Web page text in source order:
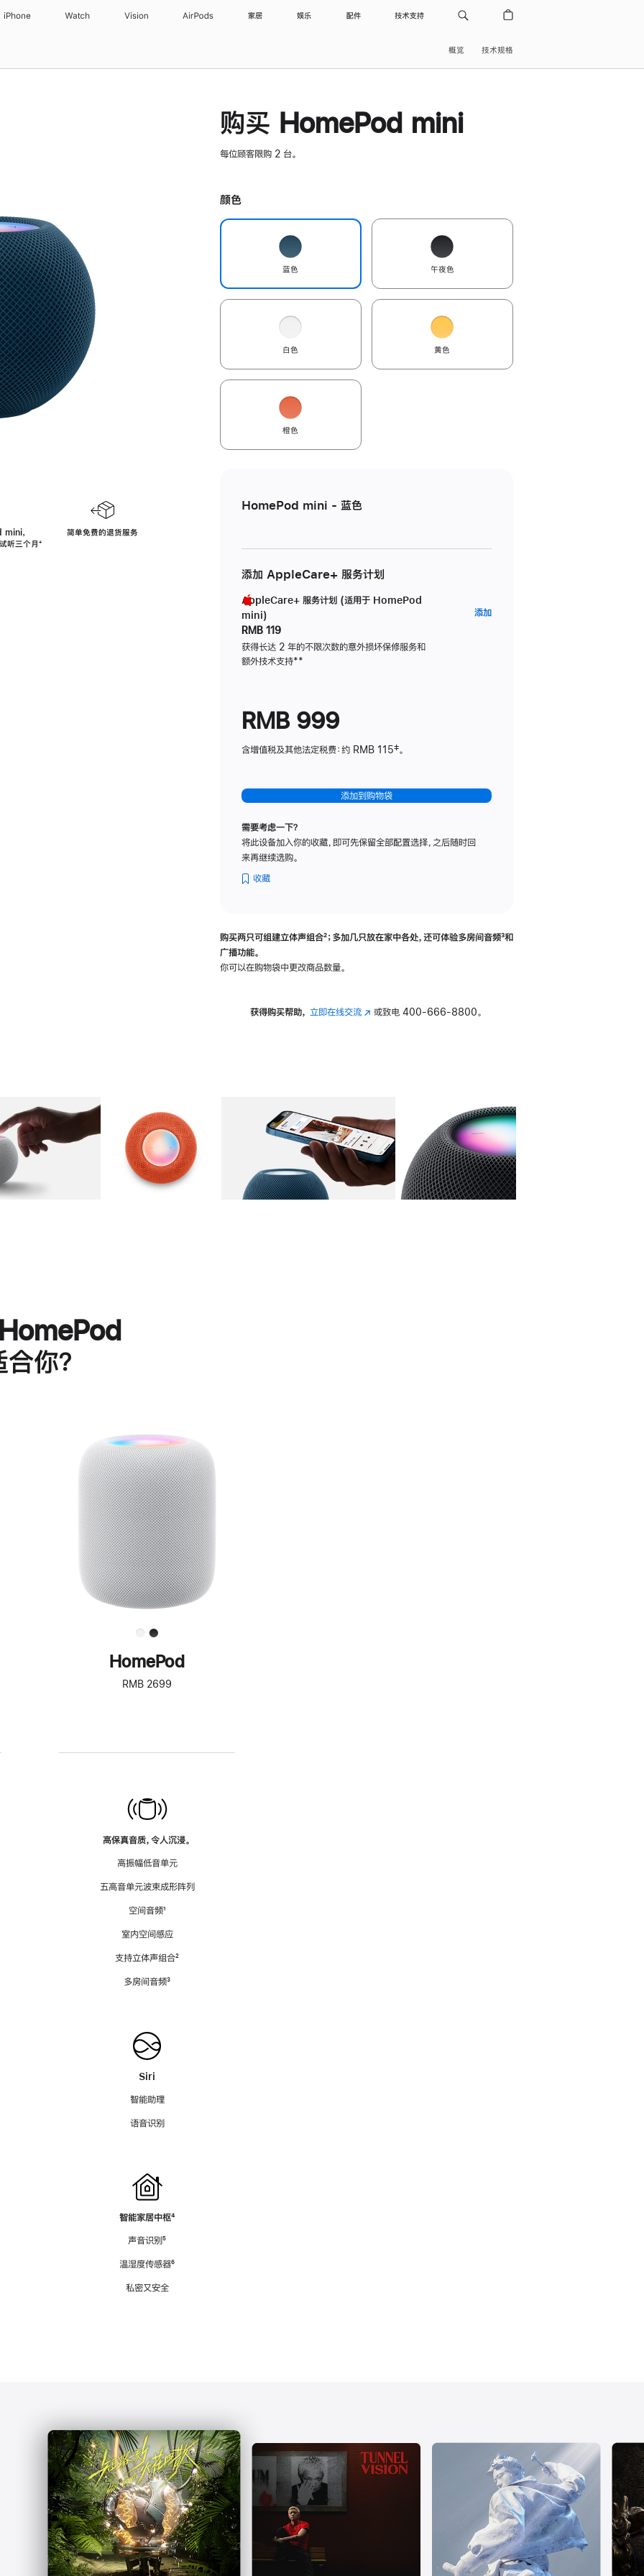
iPhone Watch Vision AirPods 家居 娱乐 配件 技术支持
概览 技术规格
，
听三个月脚
⁺
简单免费的退货服务
购买 HomePod mini
每位顾客限购 2 台。
颜色
蓝色 午夜色
白色 黄色
橙色
HomePod mini - 蓝色
添加 AppleCare+ 服务计划
AppleCare+ 服务计划 (适用于 HomePod
mini)
RMB 119
获得长达 2 年的不限次数的意外损坏保修服务和
额外技术支持脚
**
添加AppleCare+
RMB 999
含增值税及其他法定税费：约 RMB 115‡。
添加到购物袋
需要考虑一下？
将此设备加入你的收藏，即可先保留全部配置选择，之后随时回
来再继续选购。
收藏
购买两只可组建立体声组合脚
²；多加几只放在家中各处，还可体验多‍房‍间音频脚
³和
广播功能。
你可以在购物袋中更改商品数量。
获得购买帮助， 立即在线交流(在 或致电 400-666-8800。
图库 图像 图库 图像 图库 图像 4 图库 图像 5
你？
进
一
步
了
解
HomePod<
HomePod
RMB 2699
高保真音质，令人沉浸。
高振幅低音单元
五高音单元波束成形阵列
空间音频脚
¹
室内空间感应
支持立体声组合脚
²
多房间音频脚
³
Siri
智能助理
语音识别
智能家居中枢脚
⁴
声音识别脚
⁵
温湿度传感器脚
⁶
私密又安全